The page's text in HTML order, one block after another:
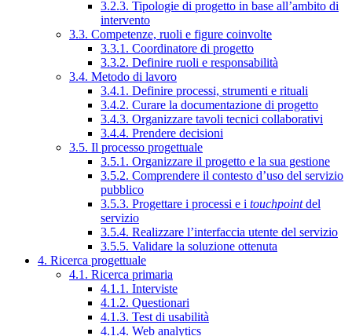
3.2.3. Tipologie di progetto in base all’ambito di
intervento
3.3. Competenze, ruoli e figure coinvolte
3.3.1. Coordinatore di progetto
3.3.2. Definire ruoli e responsabilità
3.4. Metodo di lavoro
3.4.1. Definire processi, strumenti e rituali
3.4.2. Curare la documentazione di progetto
3.4.3. Organizzare tavoli tecnici collaborativi
3.4.4. Prendere decisioni
3.5. Il processo progettuale
3.5.1. Organizzare il progetto e la sua gestione
3.5.2. Comprendere il contesto d’uso del servizio
pubblico
3.5.3. Progettare i processi e i touchpointdel
servizio
3.5.4. Realizzare l’interfaccia utente del servizio
3.5.5. Validare la soluzione ottenuta
4. Ricerca progettuale
4.1. Ricerca primaria
4.1.1. Interviste
4.1.2. Questionari
4.1.3. Test di usabilità
4.1.4. Web analytics